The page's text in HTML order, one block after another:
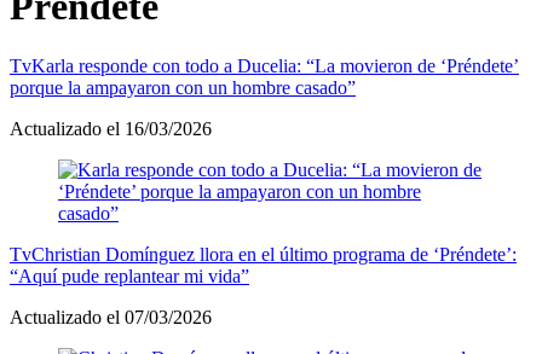
TvKarla responde con todo a Ducelia: “La movieron de ‘Préndete’
porque la ampayaron con un hombre casado”
Actualizado el 16/03/2026
TvChristian Domínguez llora en el último programa de ‘Préndete’:
“Aquí pude replantear mi vida”
Actualizado el 07/03/2026